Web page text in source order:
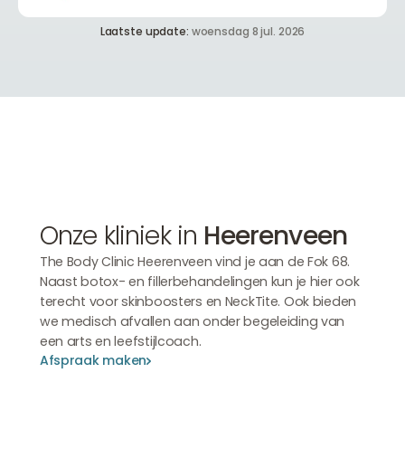
Laatste update: woensdag 8 jul. 2026
Onze kliniek in Heerenveen
The Body Clinic Heerenveen vind je aan de Fok 68.
Naast botox- en fillerbehandelingen kun je hier ook
terecht voor skinboosters en NeckTite. Ook bieden
we medisch afvallen aan onder begeleiding van
een arts en leefstijlcoach.
Afspraak maken
Afspraak maken